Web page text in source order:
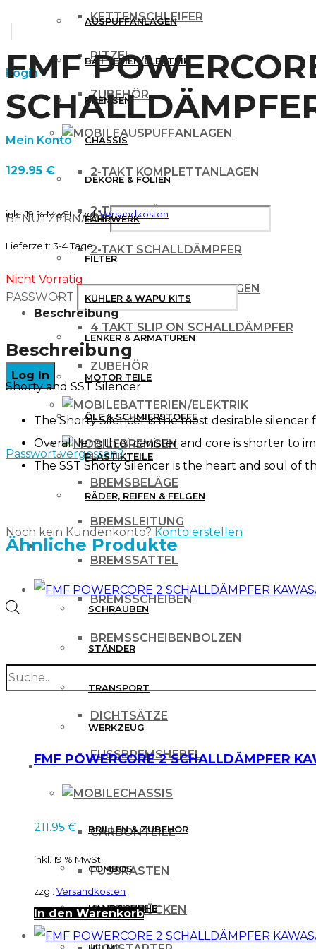
KETTENSCHLEIFER
RITZEL
ZUBEHÖR
AUSPUFFANLAGEN
2-TAKT KOMPLETTANLAGEN
2-TAKT KRÜMMER
2-TAKT SCHALLDÄMPFER
4 TAKT KOMPLETTANLAGEN
4 TAKT SLIP ON SCHALLDÄMPFER
ZUBEHÖR
BATTERIEN/ELEKTRIK
BREMSEN
BREMSBELÄGE
BREMSLEITUNG
BREMSSATTEL
BREMSSCHEIBEN
BREMSSCHEIBENBOLZEN
DICHTSÄTZE
FUSSBREMSHEBEL
CHASSIS
CARBONTEILE
FUSSRASTEN
GABELBRÜCKEN
Login
Mein Konto
BENUTZERNAME
PASSWORT
Passwort vergessen?
Noch kein Kundenkonto? Konto erstellen
Products
search
AUSPUFFANLAGEN
BATTERIEN/ELEKTRIK
BREMSEN
CHASSIS
DEKORE & FOLIEN
FAHRWERK
FILTER
KÜHLER & WAPU KITS
LENKER & ARMATUREN
MOTOR TEILE
ÖLE & SCHMIERSTOFFE
PLASTIKTEILE
RÄDER, REIFEN & FELGEN
WERKZEUG & ZUBEHÖR
SCHRAUBEN
STÄNDER
TRANSPORT
WERKZEUG
MX BEKLEIDUNG
BRILLEN & ZUBEHÖR
COMBOS
HANDSCHUHE
FMF
129.95 €
inkl. 19 % MwSt. zzgl.Versandkosten
Lieferzeit: 3-4 Tage
Nicht Vorrätig
Beschreibung
Beschreibung
Shorty and SST Silencer
The Shorty Silencer is the most desirable
Overall length of canister and core is shorter to
The SST Shorty Silencer is the heart and soul of
Ähnliche Produkte
FMF POWERCORE 2 SCHALLDÄMPFER
211.95 €
inkl. 19 % MwSt.
zzgl. Versandkosten
In den Warenkorb